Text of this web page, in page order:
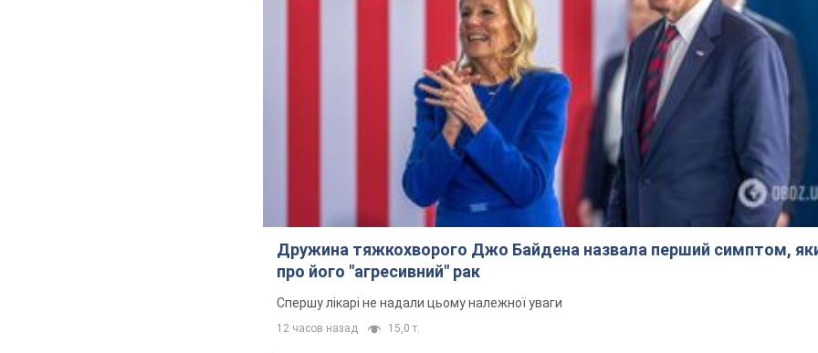
Дружина тяжкохворого Джо Байдена назвала перший симптом,
про його "агресивний" рак
Спершу лікарі не надали цьому належної уваги
12 часов назад 15,0 т.